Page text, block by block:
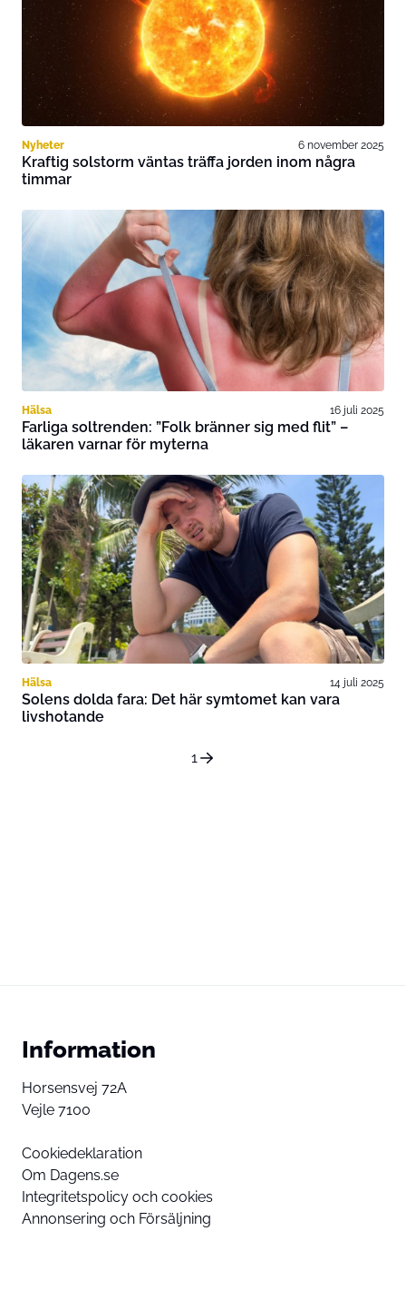
Nyheter 6 november 2025
Kraftig solstorm väntas träffa jorden inom några
timmar
Hälsa 16 juli 2025
Farliga soltrenden: ”Folk bränner sig med flit” –
läkaren varnar för myterna
Hälsa 14 juli 2025
Solens dolda fara: Det här symtomet kan vara
livshotande
1
Information
Horsensvej 72A
Vejle 7100
Cookiedeklaration
Om Dagens.se
Integritetspolicy och cookies
Annonsering och Försäljning